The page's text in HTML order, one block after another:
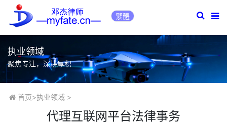
繁體
执业领域
聚焦专注，深耕厚积
首页>执业领域>
代理互联网平台法律事务